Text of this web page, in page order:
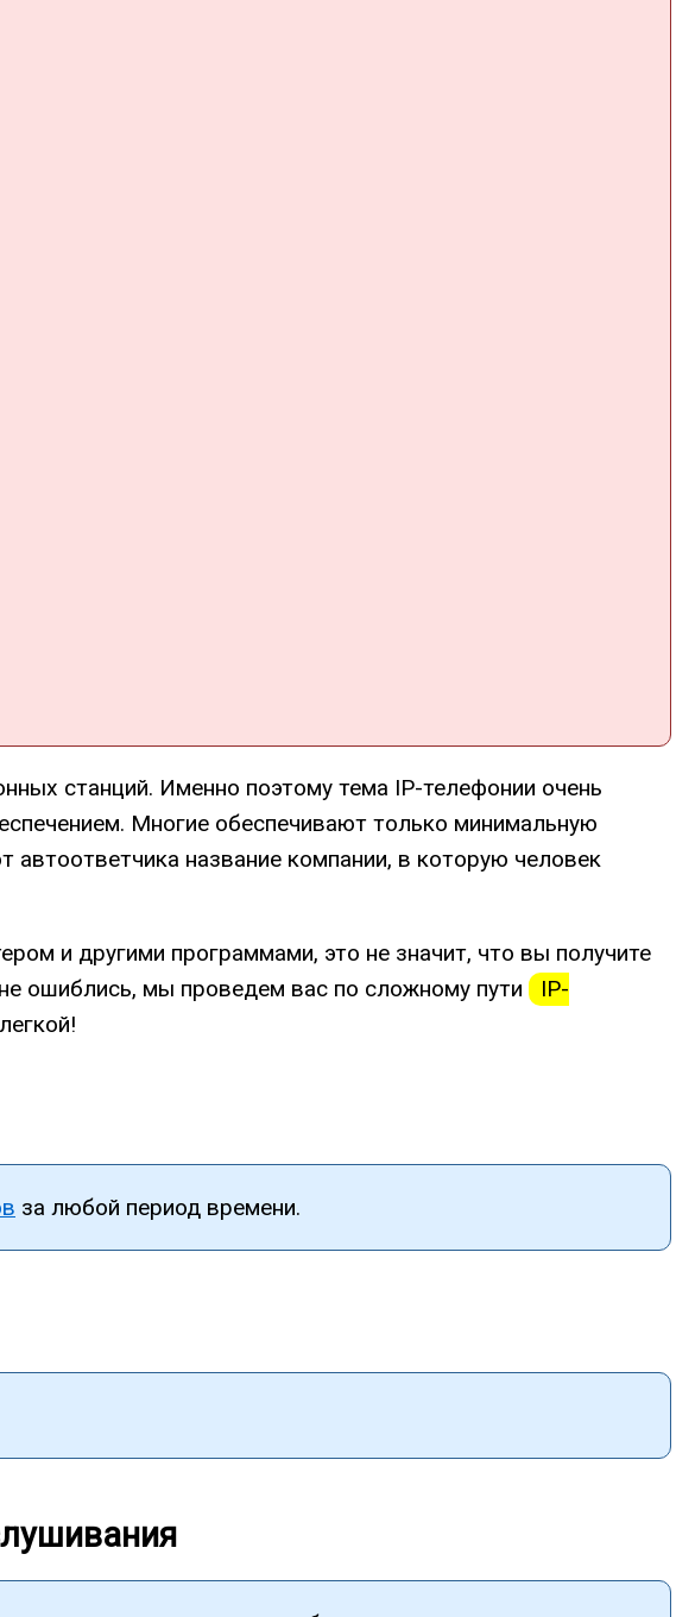
станций. Именно поэтому тема IP-телефонии очень
Многие обеспечивают только минимальную
название компании, в которую человек
и другими программами, это не значит, что вы получите
ошиблись, мы проведем вас по сложному пути
IP-
за любой период времени.